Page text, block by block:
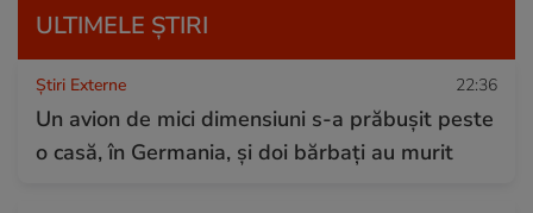
ULTIMELE ȘTIRI
Știri Externe 22:36
Un avion de mici dimensiuni s-a prăbușit peste
o casă, în Germania, și doi bărbați au murit